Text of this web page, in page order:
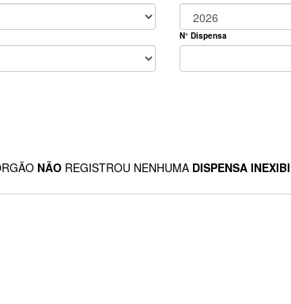
N° Dispensa
NÃO REGISTROU NENHUMA DISPENSA